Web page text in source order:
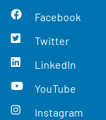
Facebook
Twitter
LinkedIn
YouTube
Instagram